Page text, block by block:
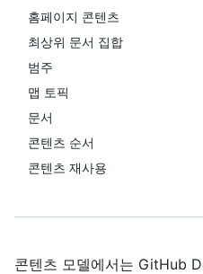
홈페이지 콘텐츠
최상위 문서 집합
범주
맵 토픽
문서
콘텐츠 순서
콘텐츠 재사용
콘텐츠 모델에서는 GitHub